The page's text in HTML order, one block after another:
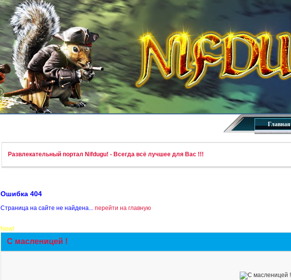
Главная
Развлекательный портал Nifdugu! - Всегда всё лучшее для Вас !!!
Ошибка 404
Страница на сайте не найдена... перейти на главную
New!
С масленицей !